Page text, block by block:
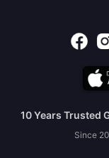
10 Years Trusted
Since